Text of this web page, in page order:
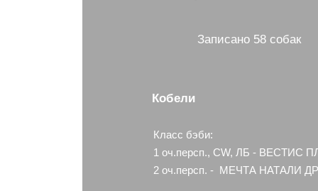
Кобели
Записано 58 собак
Класс бэби:
1 оч.персп., CW, ЛБ - ВЕСТИС
2 оч.персп. - МЕЧТА НАТАЛИ